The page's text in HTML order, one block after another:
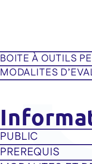
BOITE À OUTILS
MODALITES
PUBLIC
PREREQUIS